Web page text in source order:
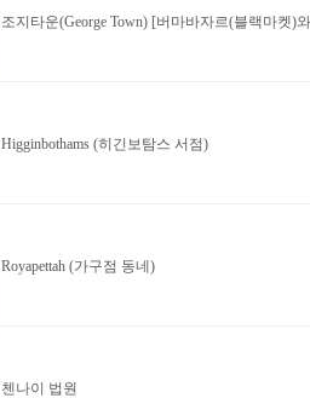
조지타운(George Town) [버마바자르(블랙마켓)
Higginbothams (히긴보탐스 서점)
Royapettah (가구점 동네)
첸나이 법원